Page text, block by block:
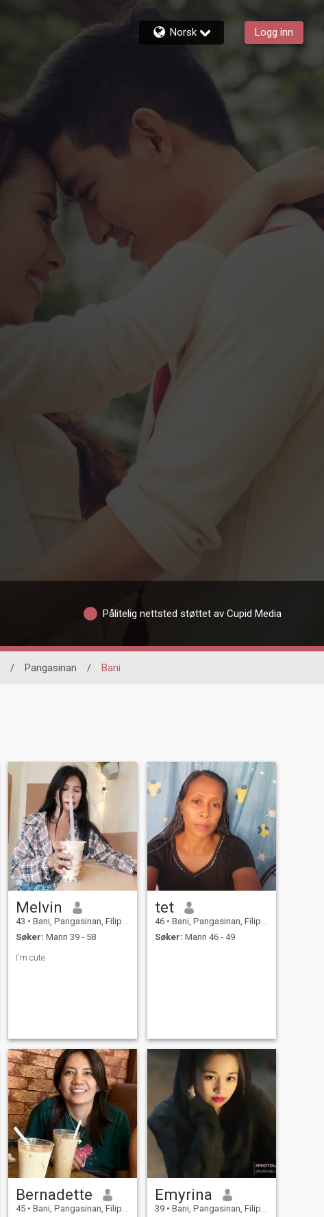
Norsk Logg inn
Pålitelig nettsted støttet av Cupid Media
/ Pangasinan / Bani
Melvin
43 • Bani, Pangasinan, Filippinene
Søker: Mann 39 - 58
I'm cute
tet
46 • Bani, Pangasinan, Filippinene
Søker: Mann 46 - 49
Bernadette
45 • Bani, Pangasinan, Filippinene
Emyrina
39 • Bani, Pangasinan, Filippinene